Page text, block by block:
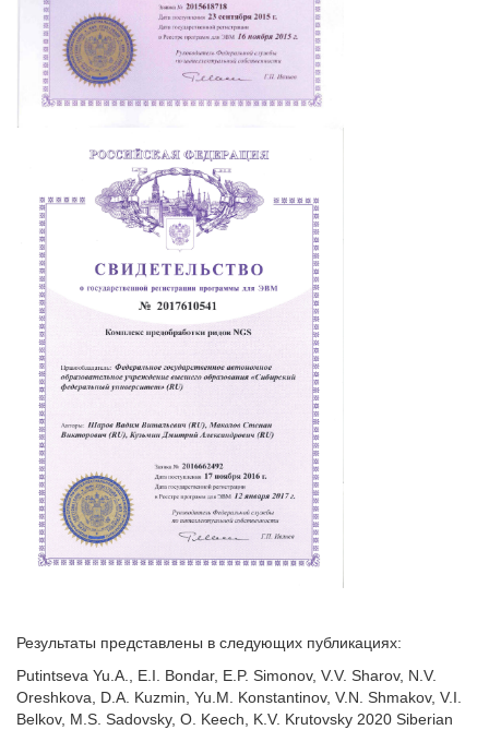
Результаты представлены в следующих публикациях:
Putintseva Yu.A., E.I. Bondar, E.P. Simonov, V.V. Sharov, N.V.
Oreshkova, D.A. Kuzmin, Yu.M. Konstantinov, V.N. Shmakov, V.I.
Belkov, M.S. Sadovsky, O. Keech, K.V. Krutovsky 2020 Siberian